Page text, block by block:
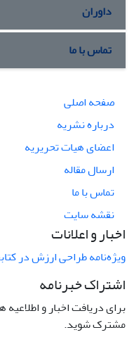
داوران
تماس با ما
صفحه اصلی
درباره نشریه
اعضای هیات تحریریه
ارسال مقاله
تماس با ما
نقشه سایت
اخبار و اعلانات
ویژه‌نامه طراحی ارزش در
اشتراک خبرنامه
برای دریافت اخبار و
مشترک شوید.